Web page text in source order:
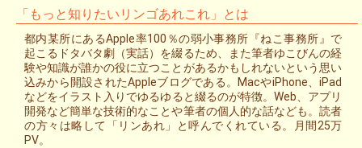
「もっと知りたいリンゴあれこれ」とは
都内某所にあるApple率100％の弱小事務所『ねこ事務所』で
起こるドタバタ劇（実話）を綴るため、また筆者ゆこびんの経
験や知識が誰かの役に立つことがあるかもしれないという思い
込みから開設されたAppleブログである。MacやiPhone、iPad
などをイラスト入りでゆるゆると綴るのが特徴。Web、アプリ
開発など簡単な技術的なことや筆者の個人的な話なども。読者
の方々は略して「リンあれ」と呼んでくれている。月間25万
PV。